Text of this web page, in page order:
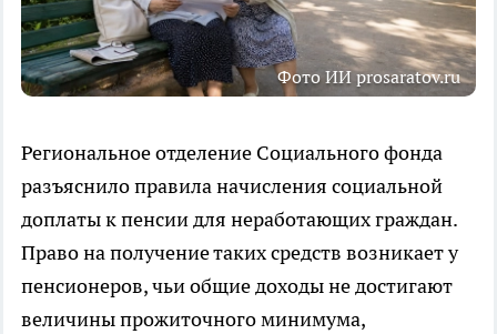
Фото ИИ prosaratov.ru
Региональное отделение Социального фонда
разъяснило правила начисления социальной
доплаты к пенсии для неработающих граждан.
Право на получение таких средств возникает у
пенсионеров, чьи общие доходы не достигают
величины прожиточного минимума,